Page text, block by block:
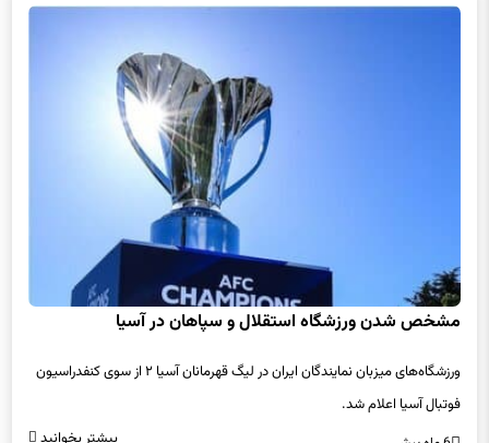
مشخص شدن ورزشگاه استقلال و سپاهان در آسیا
ورزشگاه‌های میزبان نمایندگان ایران در لیگ قهرمانان آسیا ۲ از سوی کنفدراسیون
فوتبال آسیا اعلام شد.
بیشتر بخوانید